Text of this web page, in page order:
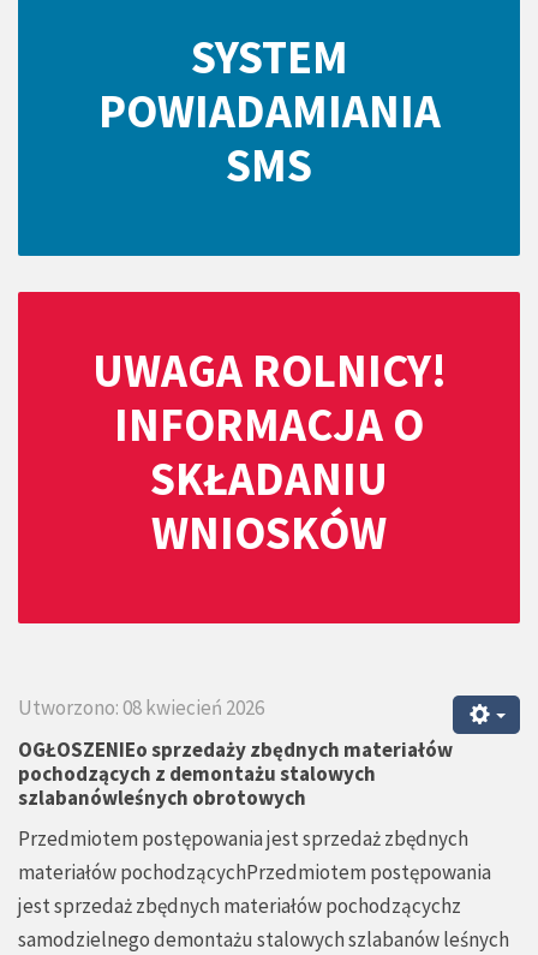
SYSTEM
POWIADAMIANIA
SMS
UWAGA ROLNICY!
INFORMACJA O
SKŁADANIU
WNIOSKÓW
Utworzono: 08 kwiecień 2026
OGŁOSZENIEo sprzedaży zbędnych materiałów
pochodzących z demontażu stalowych
szlabanówleśnych obrotowych
Przedmiotem postępowania jest sprzedaż zbędnych
materiałów pochodzącychPrzedmiotem postępowania
jest sprzedaż zbędnych materiałów pochodzącychz
samodzielnego demontażu stalowych szlabanów leśnych